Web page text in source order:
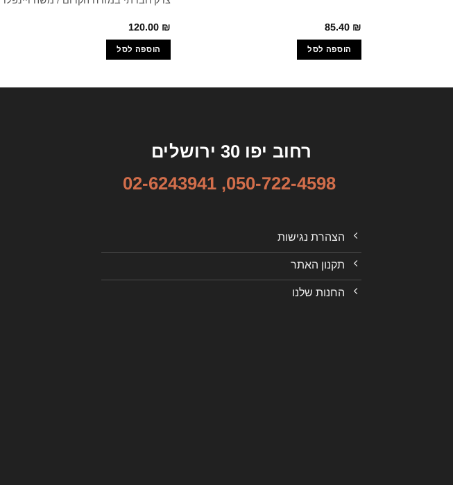
85.40 ₪
הוספה לסל
120.00 ₪
הוספה לסל
רחוב יפו 30 ירושלים
050-722-4598
,
02-6243941
הצהרת נגישות
תקנון האתר
החנות שלנו